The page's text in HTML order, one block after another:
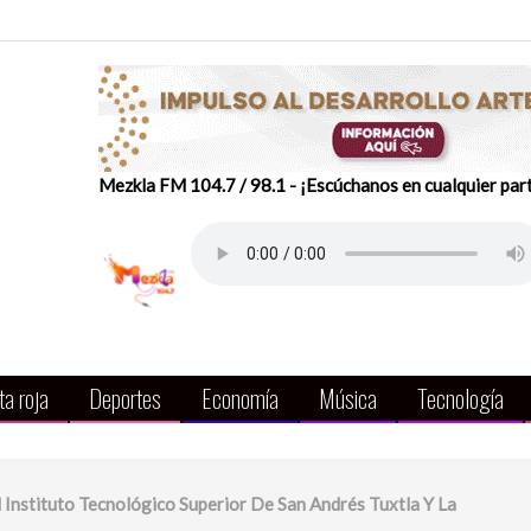
Mezkla FM 104.7 / 98.1 - ¡Escúchanos en cualquier
roja Deportes Economía Música Tecnología
Tecnológico Superior De San Andrés Tuxtla Y La